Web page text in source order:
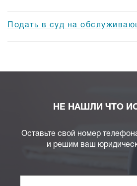
Подать в суд на
НЕ НАШЛИ ЧТО
Оставьте свой номер
и решим ваш